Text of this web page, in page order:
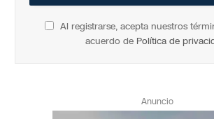
Al registrarse, acepta nuestros
acuerdo de Política de
Anuncio